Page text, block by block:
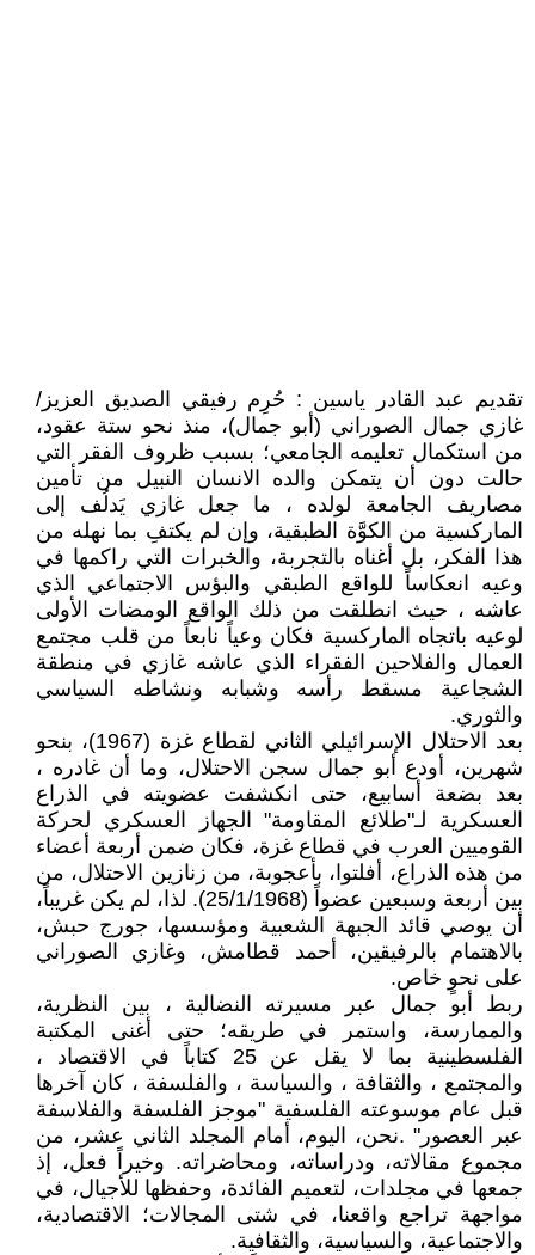
تقديم عبد القادر ياسين : حُرِم رفيقي الصديق العزيز/
غازي جمال الصوراني (أبو جمال)، منذ نحو ستة عقود،
من استكمال تعليمه الجامعي؛ بسبب ظروف الفقر التي
حالت دون أن يتمكن والده الانسان النبيل من تأمين
مصاريف الجامعة لولده ، ما جعل غازي يَدلُف إلى
الماركسية من الكوَّة الطبقية، وإن لم يكتفِ بما نهله من
هذا الفكر، بل أغناه بالتجربة، والخبرات التي راكمها في
وعيه انعكاساً للواقع الطبقي والبؤس الاجتماعي الذي
عاشه ، حيث انطلقت من ذلك الواقع الومضات الأولى
لوعيه باتجاه الماركسية فكان وعياً نابعاً من قلب مجتمع
العمال والفلاحين الفقراء الذي عاشه غازي في منطقة
الشجاعية مسقط رأسه وشبابه ونشاطه السياسي
والثوري.
بعد الاحتلال الإسرائيلي الثاني لقطاع غزة (1967)، بنحو
شهرين، أودع أبو جمال سجن الاحتلال، وما أن غادره ،
بعد بضعة أسابيع، حتى انكشفت عضويته في الذراع
العسكرية لـ"طلائع المقاومة" الجهاز العسكري لحركة
القوميين العرب في قطاع غزة، فكان ضمن أربعة أعضاء
من هذه الذراع، أفلتوا، بأعجوبة، من زنازين الاحتلال، من
بين أربعة وسبعين عضواً (25/1/1968). لذا، لم يكن غريباً،
أن يوصي قائد الجبهة الشعبية ومؤسسها، جورج حبش،
بالاهتمام بالرفيقين، أحمد قطامش، وغازي الصوراني
على نحوٍ خاص.
ربط أبو جمال عبر مسيرته النضالية ، بين النظرية،
والممارسة، واستمر في طريقه؛ حتى أغنى المكتبة
الفلسطينية بما لا يقل عن 25 كتاباً في الاقتصاد ،
والمجتمع ، والثقافة ، والسياسة ، والفلسفة ، كان آخرها
قبل عام موسوعته الفلسفية "موجز الفلسفة والفلاسفة
عبر العصور" .نحن، اليوم، أمام المجلد الثاني عشر، من
مجموع مقالاته، ودراساته، ومحاضراته. وخيراً فعل، إذ
جمعها في مجلدات، لتعميم الفائدة، وحفظها للأجيال، في
مواجهة تراجع واقعنا، في شتى المجالات؛ الاقتصادية،
والاجتماعية، والسياسية، والثقافية.